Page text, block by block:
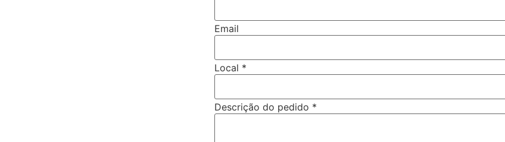
Email
Contacto
Nome
Local *
Descrição do pedido *